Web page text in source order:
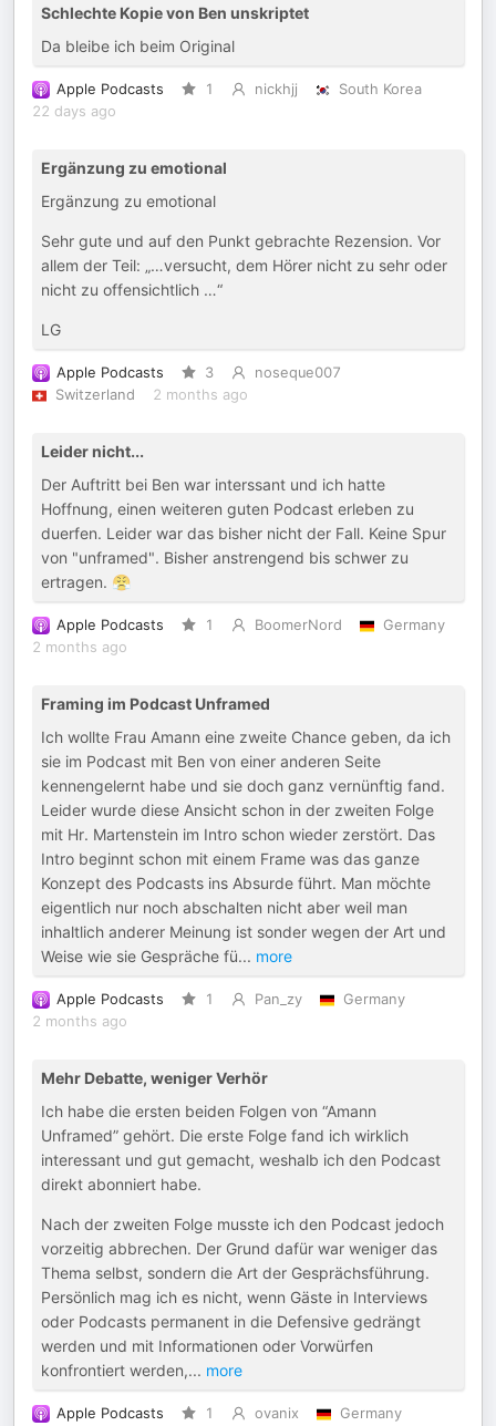
Schlechte Kopie von Ben unskriptet
Da bleibe ich beim Original
Apple Podcasts 1 nickhjj
South Korea
22 days ago
Ergänzung zu emotional
Ergänzung zu emotional
Sehr gute und auf den Punkt gebrachte Rezension. Vor
allem der Teil: „…versucht, dem Hörer nicht zu sehr oder
nicht zu offensichtlich …“
LG
Apple Podcasts 3
noseque007
Switzerland
2 months ago
Leider nicht...
Der Auftritt bei Ben war interssant und ich hatte
Hoffnung, einen weiteren guten Podcast erleben zu
duerfen. Leider war das bisher nicht der Fall. Keine Spur
von "unframed". Bisher anstrengend bis schwer zu
ertragen. 😤
Apple Podcasts 1 BoomerNord
Germany
2 months ago
Framing im Podcast Unframed
Ich wollte Frau Amann eine zweite Chance geben, da ich
sie im Podcast mit Ben von einer anderen Seite
kennengelernt habe und sie doch ganz vernünftig fand.
Leider wurde diese Ansicht schon in der zweiten Folge
mit Hr. Martenstein im Intro schon wieder zerstört. Das
Intro beginnt schon mit einem Frame was das ganze
Konzept des Podcasts ins Absurde führt. Man möchte
eigentlich nur noch abschalten nicht aber weil man
inhaltlich anderer Meinung ist sonder wegen der Art und
Weise wie sie Gespräche fü... more
Apple Podcasts 1 Pan_zy
Germany
2 months ago
Mehr Debatte, weniger Verhör
Ich habe die ersten beiden Folgen von “Amann
Unframed” gehört. Die erste Folge fand ich wirklich
interessant und gut gemacht, weshalb ich den Podcast
direkt abonniert habe.
Nach der zweiten Folge musste ich den Podcast jedoch
vorzeitig abbrechen. Der Grund dafür war weniger das
Thema selbst, sondern die Art der Gesprächsführung.
Persönlich mag ich es nicht, wenn Gäste in Interviews
oder Podcasts permanent in die Defensive gedrängt
werden und mit Informationen oder Vorwürfen
konfrontiert werden,... more
Apple Podcasts 1 ovanix
Germany